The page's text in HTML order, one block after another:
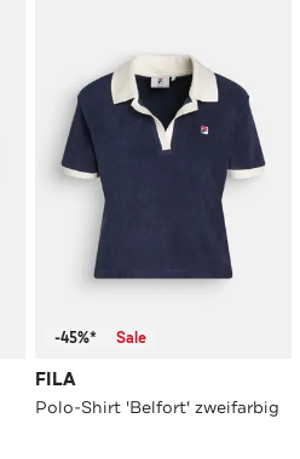
-45%* Sale
FILA
Polo-Shirt 'Belfort' zweifarbig